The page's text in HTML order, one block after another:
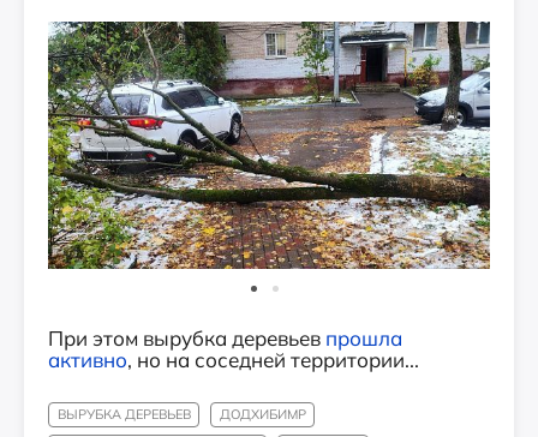
При этом вырубка деревьев прошла
активно, но на соседней территории...
ВЫРУБКА ДЕРЕВЬЕВ
ДОДХИБИМР